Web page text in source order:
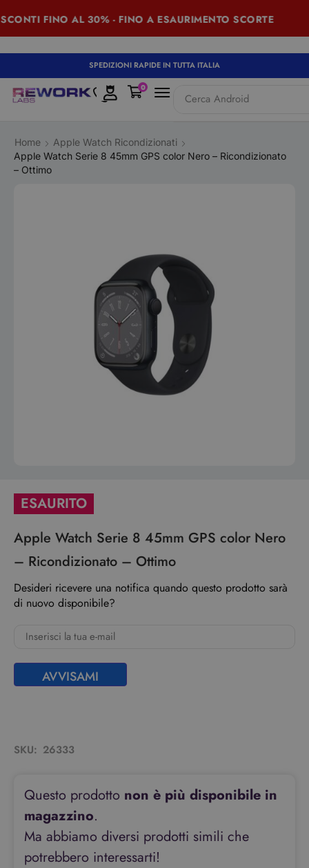
FINO AL 30% - FINO A ESAURIMENTO SCORTE
SPEDIZIONI RAPIDE IN TUTTA ITALIA
Cerca iPad
0
Home
Apple Watch Ricondizionati
Apple Watch Serie 8 45mm GPS color Nero – Ricondizionato
– Ottimo
ESAURITO
Apple Watch Serie 8 45mm GPS color Nero
– Ricondizionato – Ottimo
Desideri ricevere una notifica quando questo prodotto sarà
di nuovo disponibile?
AVVISAMI
SKU: 26333
Questo prodotto non è più disponibile in
magazzino.
Ma abbiamo diversi prodotti simili che
potrebbero interessarti!